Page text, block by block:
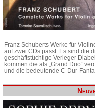
Franz Schuberts Werke für
auf zwei CDs passt. Es sind die
geschäftstüchtige Verleger
kommen die als „Grand Duo“
und die bedeutende C-Dur-